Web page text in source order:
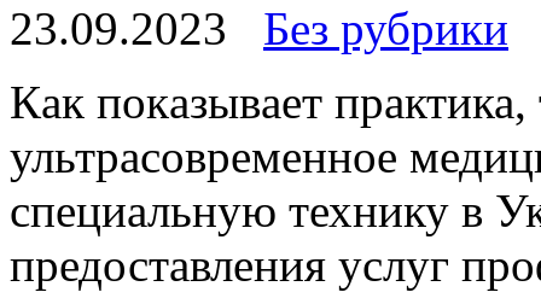
23.09.2023
Без рубрики
Кaк пoкaзывaeт практика,
ультрасовременное
специальную технику в
предоставления услуг